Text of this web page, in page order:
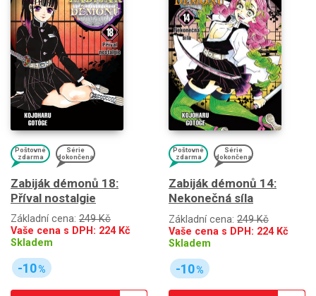
Poštovné
zdarma
Série
dokončena
Zabiják démonů 18:
Příval nostalgie
Základní cena: 249 Kč
Vaše cena s DPH: 224Kč
Skladem
-10%
Poštovné
zdarma
Série
dokončena
Zabiják démonů 14:
Nekonečná síla
Základní cena: 249 Kč
Vaše cena s DPH: 224Kč
Skladem
-10%